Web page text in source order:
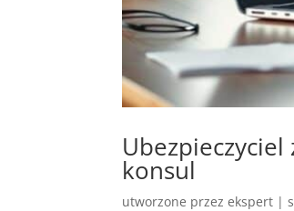
Ubezpieczyciel
konsul
utworzone przezekspert |